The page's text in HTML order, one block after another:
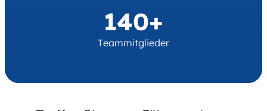
140+
Teammitglieder